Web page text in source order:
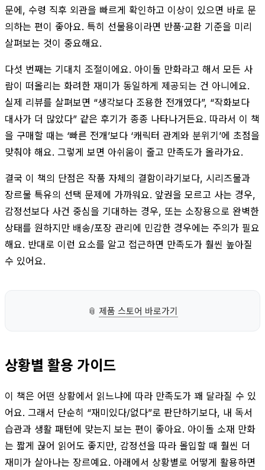
문에, 수령 직후 외관을 빠르게 확인하고 이상이 있으면 바로 문
의하는 편이 좋아요. 특히 선물용이라면 반품·교환 기준을 미리
살펴보는 것이 중요해요.
다섯 번째는 기대치 조절이에요. 아이돌 만화라고 해서 모든 사
람이 떠올리는 화려한 재미가 동일하게 제공되는 건 아니에요.
실제 리뷰를 살펴보면 “생각보다 조용한 전개였다”, “작화보다
대사가 더 많았다” 같은 후기가 종종 나타나거든요. 따라서 이 책
을 구매할 때는 ‘빠른 전개’보다 ‘캐릭터 관계와 분위기’에 초점을
맞춰야 해요. 그렇게 보면 아쉬움이 줄고 만족도가 올라가요.
결국 이 책의 단점은 작품 자체의 결함이라기보다, 시리즈물과
장르물 특유의 선택 문제에 가까워요. 앞권을 모르고 사는 경우,
감정선보다 사건 중심을 기대하는 경우, 또는 소장용으로 완벽한
상태를 원하지만 배송/포장 관리에 민감한 경우에는 주의가 필요
해요. 반대로 이런 요소를 알고 접근하면 만족도가 훨씬 높아질
수 있어요.
📎 제품 스토어 바로가기
상황별 활용 가이드
이 책은 어떤 상황에서 읽느냐에 따라 만족도가 꽤 달라질 수 있
어요. 그래서 단순히 “재미있다/없다”로 판단하기보다, 내 독서
습관과 생활 패턴에 맞는지 보는 편이 좋아요. 아이돌 소재 만화
는 짧게 끊어 읽어도 좋지만, 감정선을 따라 몰입할 때 훨씬 더
재미가 살아나는 장르예요. 아래에서 상황별로 어떻게 활용하면